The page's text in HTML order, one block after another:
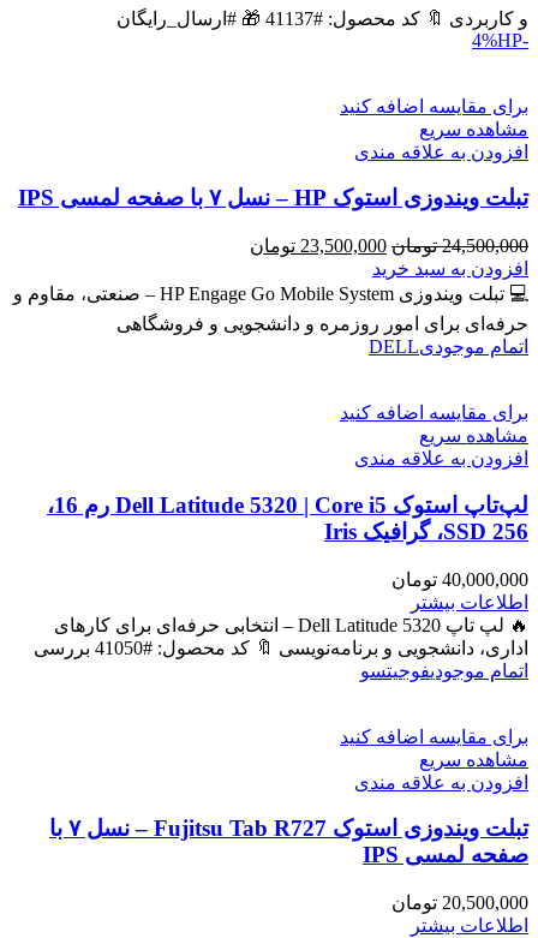
است.
و کاربردی 🔖 کد محصول: #41137 🎁 #ارسال_رایگان
-4%
HP
برای مقایسه اضافه کنید
مشاهده سریع
افزودن به علاقه مندی
تبلت ویندوزی استوک HP – نسل ۷ با صفحه لمسی IPS
24,500,000 تومان قیمت
اصلی
24,500,000 تومان
23,500,000 تومان
23,500,000 تومان
افزودن به سبد خرید
💻 تبلت ویندوزی HP Engage Go Mobile System – صنعتی، مقاوم و
حرفه‌ای برای امور روزمره و دانشجویی و فروشگاهی
اتمام موجودیDELL
برای مقایسه اضافه کنید
مشاهده سریع
افزودن به علاقه مندی
لپ‌تاپ استوک Dell Latitude 5320 | Core i5 رم 16،
SSD 256، گرافیک Iris
40,000,000 تومان
اطلاعات بیشتر
🔥 لپ تاپ Dell Latitude 5320 – انتخابی حرفه‌ای برای کارهای
اداری، دانشجویی و برنامه‌نویسی 🔖 کد محصول: #41050 بررسی
اتمام موجودیفوجیتسو
برای مقایسه اضافه کنید
مشاهده سریع
افزودن به علاقه مندی
تبلت ویندوزی استوک Fujitsu Tab R727 – نسل ۷ با
صفحه لمسی IPS
20,500,000 تومان
اطلاعات بیشتر